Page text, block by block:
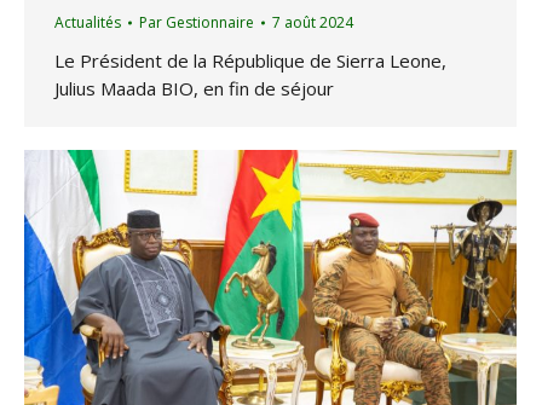
Actualités Par Gestionnaire 7 août 2024
Le Président de la République de Sierra Leone,
Julius Maada BIO, en fin de séjour